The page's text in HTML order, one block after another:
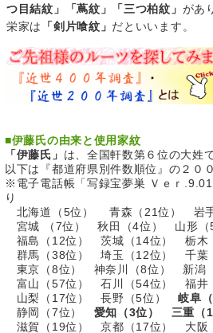
つ目結紋」「蔦紋」「三つ柏紋」 があ
栄家は
「剣片喰紋」 だといいます。
■伊藤氏の由来と使用家紋
「伊藤氏」 は、全国軒数第６位の大姓で
以下は『都道府県別件数順位』の２０
※電子電話帳「写録宝夢巣 Ｖｅｒ
り
北海道（5位） 青森（21位） 岩手
宮城 （7位） 秋田（4位） 山形（5
福島（12位） 茨城（14位） 栃木
群馬（38位） 埼玉（12位） 千葉
東京（8位） 神奈川（8位） 新潟（
富山（57位） 石川（54位） 福井
山梨（17位） 長野（5位）岐阜（
静岡（7位） 愛知（3位） 三重（1
滋賀（19位） 京都（17位） 大阪